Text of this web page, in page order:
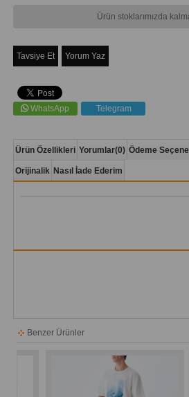
Ürün stoklarımızda
Tavsiye Et Yorum Yaz
WhatsApp Telegram
Ürün Özellikleri Yorumlar(0) Ödeme
Orijinalik Nasıl İade Ederim
Benzer Ürünler